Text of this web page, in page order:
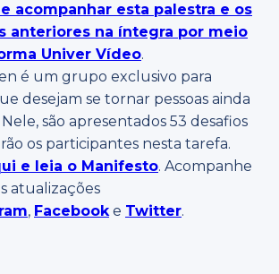
acompanhar esta palestra e os
anteriores na íntegra por meio
Univer Vídeo.
é um grupo exclusivo para
desejam se tornar pessoas ainda
são apresentados 53 desafios
os participantes nesta tarefa.
e leia o Manifesto. Acompanhe
atualizações
, Facebooke Twitter.